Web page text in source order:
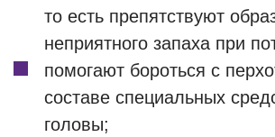
то есть препятствуют
неприятного запаха при
помогают бороться с
составе специальных
головы;